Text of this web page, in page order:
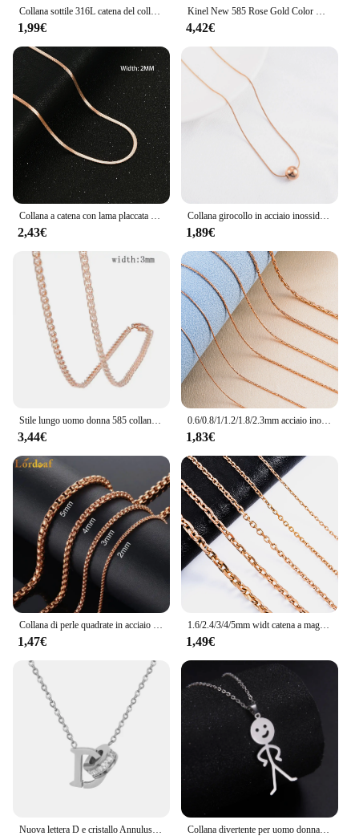
Collana sottile 316L catena del collo del cavo di collegamento dell'acciaio inossidabile per il regalo degli accessori dei gioielli del girocollo placcato colore dell'oro rosa delle signore delle donne
1,99€
Kinel New 585 Rose Gold Color Geometry ruota la collana con ciondolo per le donne accessori in zircone naturale tendenza nuziale gioielli quotidiani
4,42€
Collana a catena con lama placcata Color oro rosa acciaio inossidabile accessori per gioielli girocollo da donna di alta qualità da uomo regalo 2/3/4/5mm
2,43€
Collana girocollo in acciaio inossidabile placcato Color oro rosa con catena a serpente rotonda con ciondolo a perline grandi ed estensione per donna ragazza
1,89€
3,44€
0.6/0.8/1/1.2/1.8/2.3mm acciaio inossidabile colore oro rosa Vertikal piccola catena donna uomo collana gioielli regalo festa
1,83€
1,47€
1.6/2.4/3/4/5mm widt catena a maglie Rolo in acciaio inossidabile colore oro rosa collana ragazza ciondolo gioielli di moda possono essere all'ingrosso
1,49€
Collana divertente per uomo donna bambino bambino Doodle Stickman ciondolo dito medio colore oro gioielli in acciaio inossidabile catena Punk Rock